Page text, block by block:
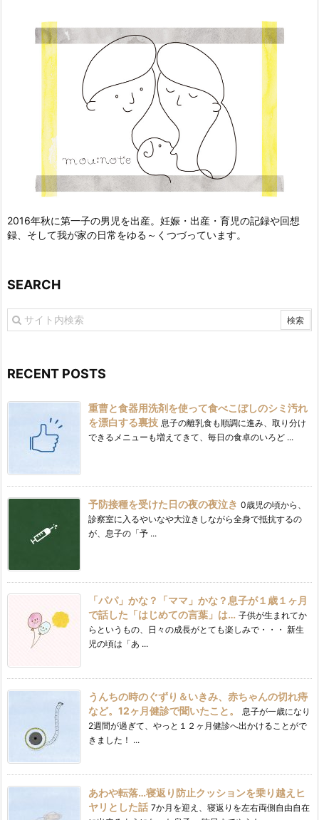
2016年秋に第一子の男児を出産。妊娠・出産・育児の記録や回想
録、そして我が家の日常をゆる～くつづっています。
SEARCH
RECENT POSTS
重曹と食器用洗剤を使って食べこぼしのシミ汚れ
を漂白する裏技 息子の離乳食も順調に進み、取り分け
できるメニューも増えてきて、毎日の食卓のいろど ...
予防接種を受けた日の夜の夜泣き 0歳児の頃から、
診察室に入るやいなや大泣きしながら全身で抵抗するの
が、息子の「予 ...
「パパ」かな？「ママ」かな？息子が１歳１ヶ月
で話した「はじめての言葉」は… 子供が生まれてか
らというもの、日々の成長がとても楽しみで・・・ 新生
児の頃は「あ ...
うんちの時のぐずり＆いきみ、赤ちゃんの切れ痔
など。12ヶ月健診で聞いたこと。
息子が一歳になり
2週間が過ぎて、やっと１２ヶ月健診へ出かけることがで
きました！ ...
あわや転落…寝返り防止クッションを乗り越えヒ
ヤリとした話 7か月を迎え、寝返りを左右両側自由自在